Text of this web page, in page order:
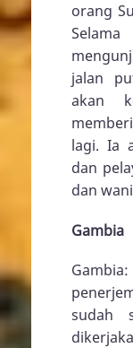
orang
jalan
akan
lagi. Ia
dan
dan
Gambia
sudah